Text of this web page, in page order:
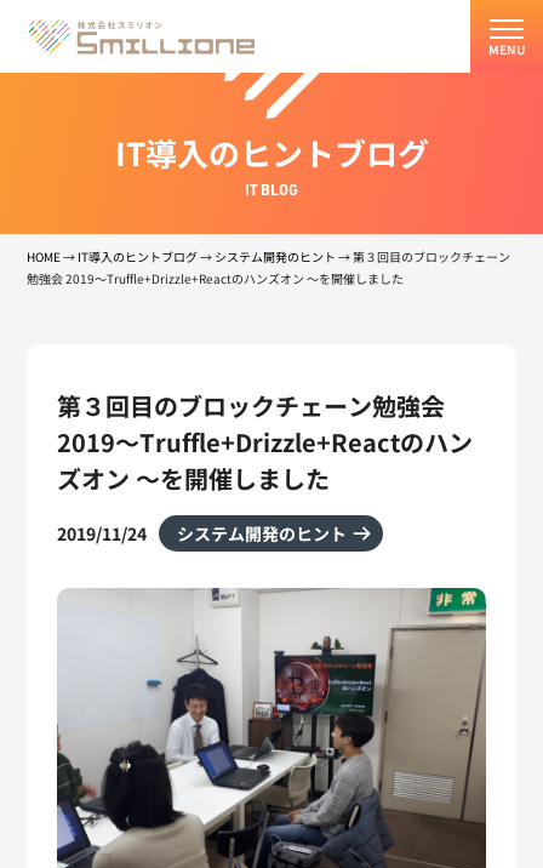
MENU
IT導入のヒントブログ
IT BLOG
HOME→ IT導入のヒントブログ→ システム開発のヒント →第３回目のブロックチェーン
勉強会 2019～Truffle+Drizzle+Reactのハンズオン ～を開催しました
第３回目のブロックチェーン勉強会
2019～Truffle+Drizzle+Reactのハン
ズオン ～を開催しました
2019/11/24 システム開発のヒント